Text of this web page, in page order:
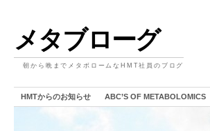
メタブローグ
朝から晩までメタボロームなHMT社員のブログ
HMTからのお知らせ ABC’S OF METABOLOMICS